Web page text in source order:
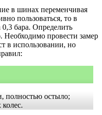
в шинах переменчивая
пользоваться, то в
0,3 бара. Определить
Необходимо провести замер
в использовании, но
полностью остыло;
колес.